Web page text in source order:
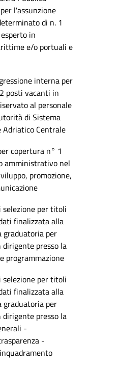
l'assunzione
di n. 1
in
e/o portuali e
interna per
posti vacanti in
al personale
di Sistema
Adriatico Centrale
copertura n° 1
amministrativo nel
promozione,
selezione per titoli
finalizzata alla
graduatoria per
presso la
programmazione
selezione per titoli
finalizzata alla
graduatoria per
presso la
-
-